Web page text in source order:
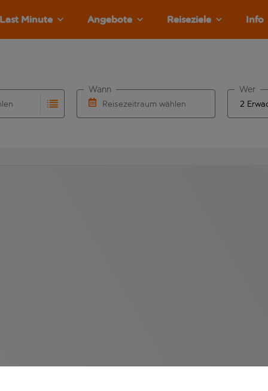
Last Minute Angebote Reiseziele Info
Reisezeitraum wählen
Wann Wer